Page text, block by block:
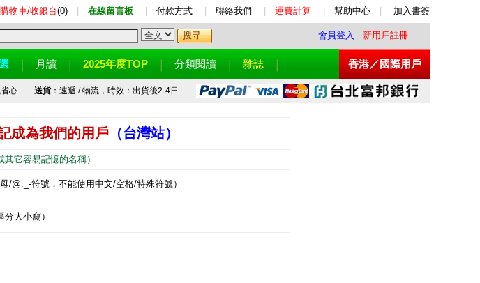
購物車/收銀台(0) 在線留言板 付款方式 聯絡我們 運費計算 幫助中心 加入書簽
會員登入 新用戶註冊
月讀 2025年度TOP 分類閱讀 雜誌 香港／國際用戶
心 送貨：速遞 / 物流，時效：出貨後2-4日
成為我們的用戶 （台灣站）
它容易記憶的名稱）
/@._-符號，不能使用中文/空格/特殊符號）
大小寫）